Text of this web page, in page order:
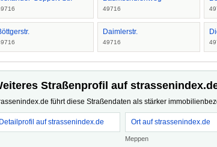
49716
Daimlerstr.
49716
Straßenprofil auf
führt diese Straßendaten als stärker
Detailprofil auf strassenindex.de Ort auf strassenindex.de
Meppen